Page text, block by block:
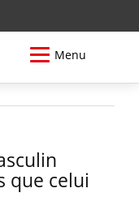
Menu
que celui